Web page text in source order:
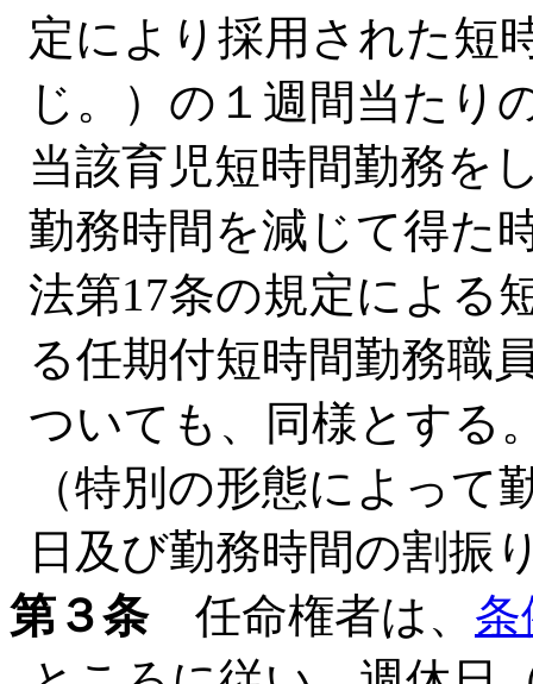
定により採用された短
じ。）の１週間当たり
当該育児短時間勤務を
勤務時間を減じて得た
法第17条の規定による
る任期付短時間勤務職
ついても、同様とする
（特別の形態によっ
日及び勤務時間の割振
第３条任命権者は、 条